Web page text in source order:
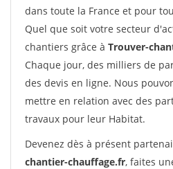
dans toute la France et pour
Quel que soit votre secteur
chantiers grâce à Trouver-
Chaque jour, des milliers de
des devis en ligne. Nous
mettre en relation avec des
travaux pour leur Habitat.
Devenez dès à présent
chantier-chauffage.fr, faites